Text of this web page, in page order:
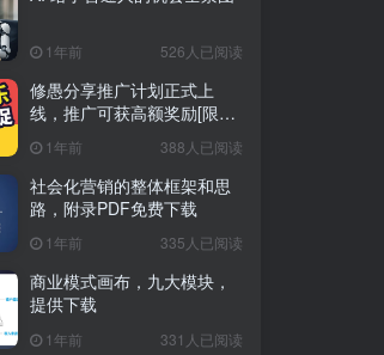
1年前 526人已阅读
修愚分享推广计划正式上
线，推广可获高额奖励[限时
推广]1年前 388人已阅读
社会化营销的整体框架和思
路，附录PDF免费下载
1年前 335人已阅读
商业模式画布，九大模块，
提供下载
1年前 331人已阅读